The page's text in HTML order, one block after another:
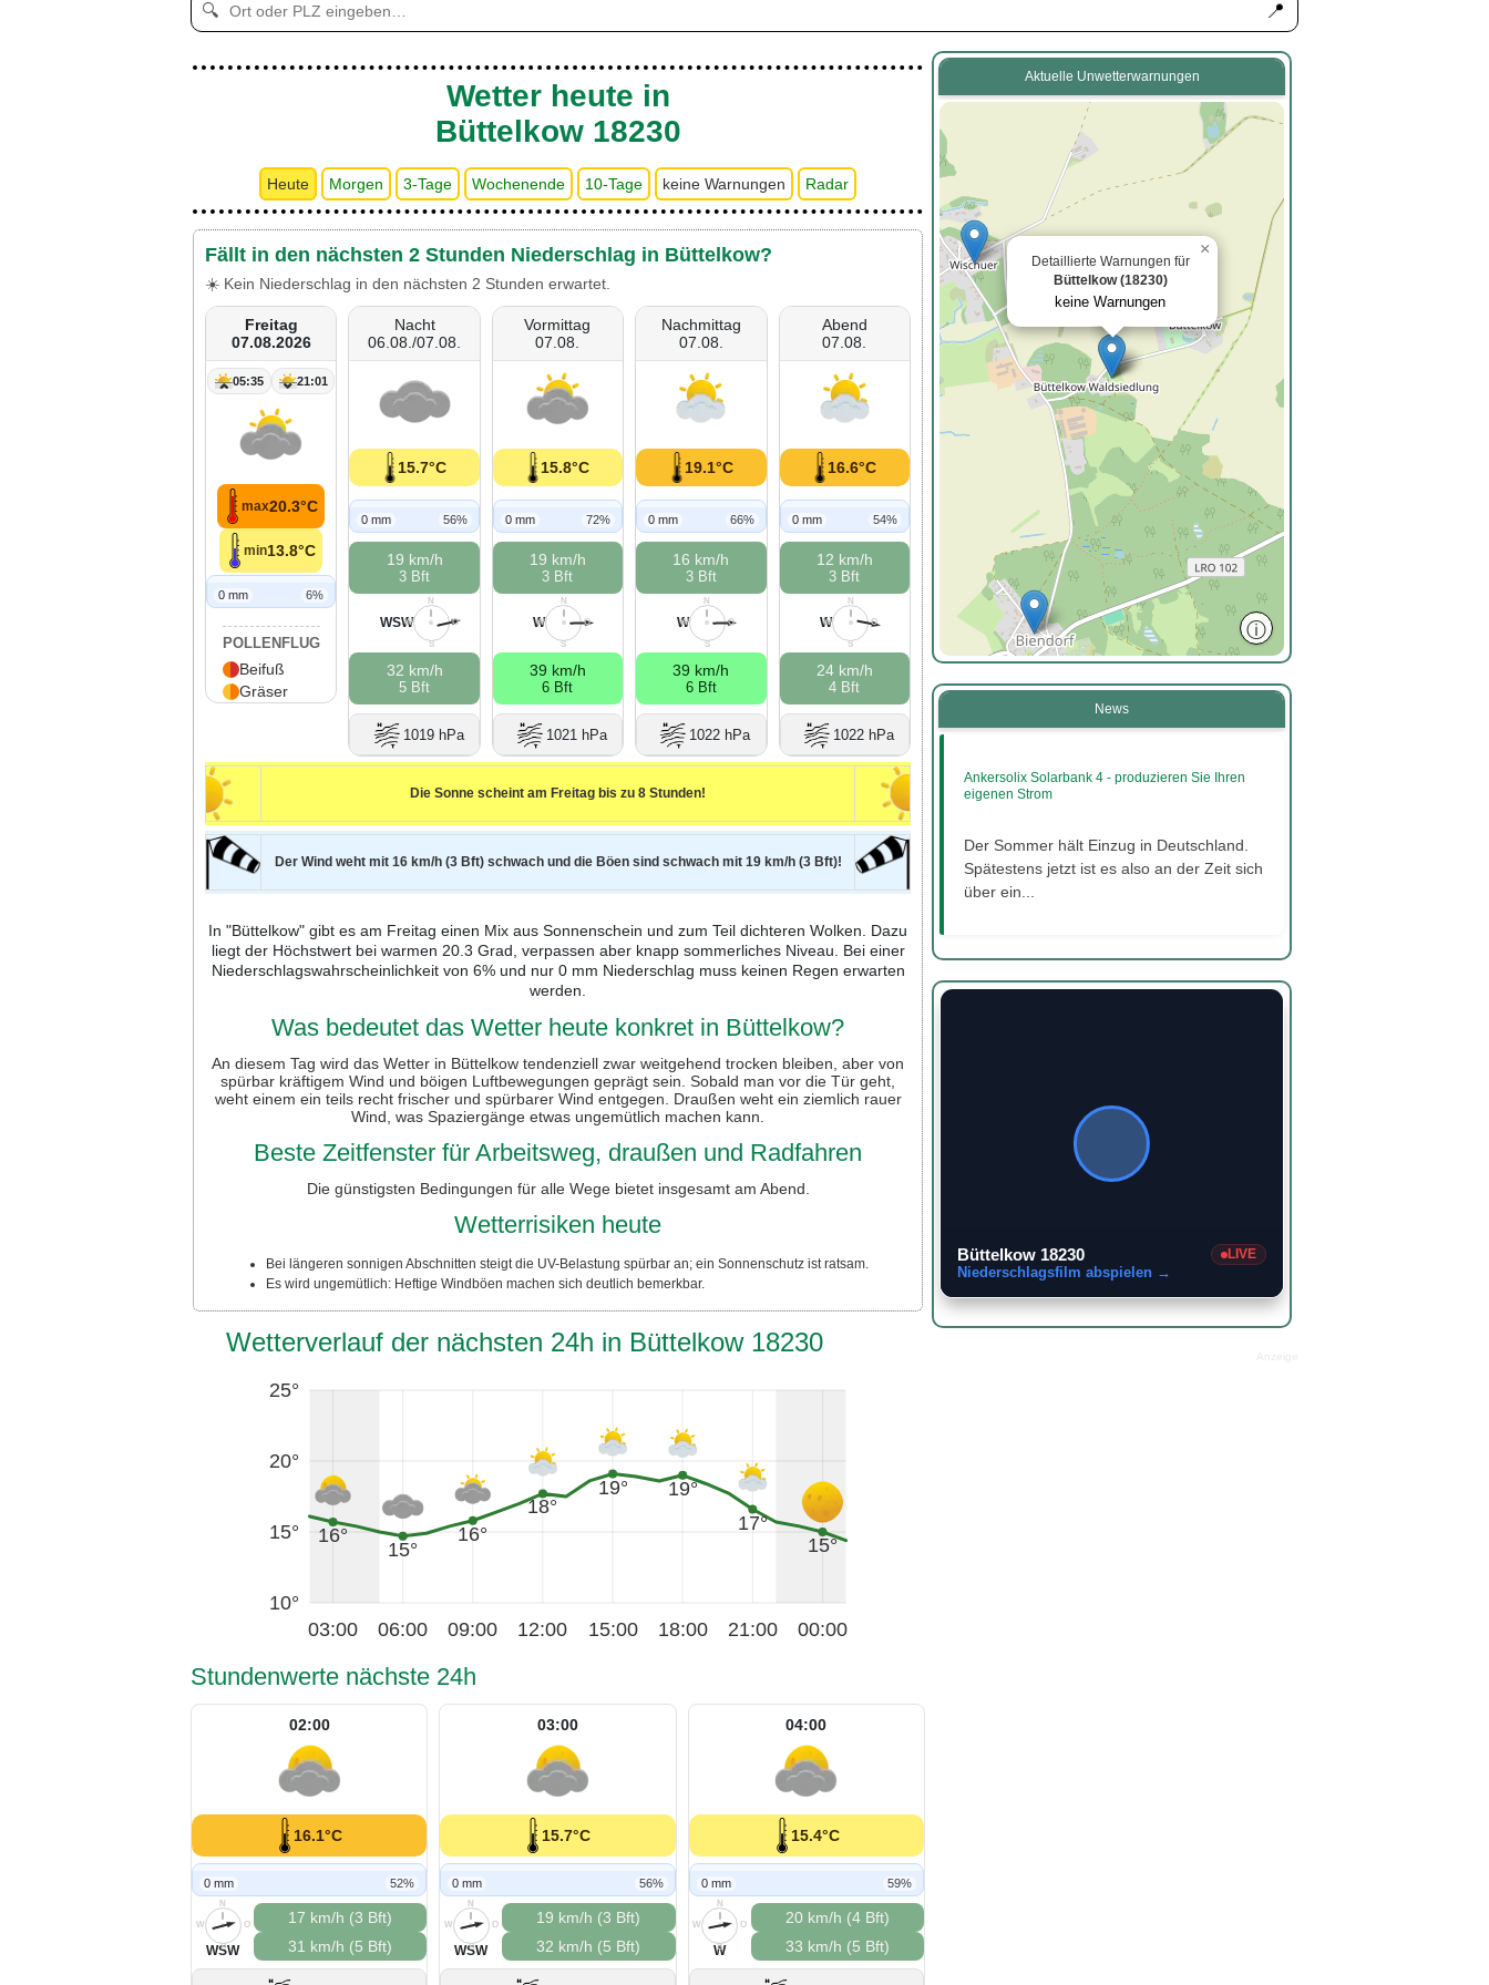
🔍 📍
Wetter heute in
Büttelkow 18230
Heute Morgen 3-Tage Wochenende 10-Tage keine Warnungen Radar
Fällt in den nächsten 2 Stunden Niederschlag in Büttelkow?
☀️ Kein Niederschlag in den nächsten 2 Stunden erwartet.
Freitag
07.08.2026
05:35 21:01
max20.3°C
min13.8°C
0 mm 6%
POLLENFLUG
Beifuß
Gräser
Nacht
06.08./07.08.
15.7°C
0 mm 56%
19 km/h
3 Bft
N
O
S
W
WSW
32 km/h
5 Bft
1019 hPa
Vormittag
07.08.
15.8°C
0 mm 72%
19 km/h
3 Bft
N
O
S
W
W
39 km/h
6 Bft
1021 hPa
Nachmittag
07.08.
19.1°C
0 mm 66%
16 km/h
3 Bft
N
O
S
W
W
39 km/h
6 Bft
1022 hPa
Abend
07.08.
16.6°C
0 mm 54%
12 km/h
3 Bft
N
O
S
W
W
24 km/h
4 Bft
1022 hPa
Die Sonne scheint am Freitag bis zu 8 Stunden!
Der Wind weht mit 16 km/h (3 Bft) schwach und die Böen sind schwach mit 19 km/h (3 Bft)!
In "Büttelkow" gibt es am Freitag einen Mix aus Sonnenschein und zum Teil dichteren Wolken. Dazu
liegt der Höchstwert bei warmen 20.3 Grad, verpassen aber knapp sommerliches Niveau. Bei einer
Niederschlagswahrscheinlichkeit von 6% und nur 0 mm Niederschlag muss keinen Regen erwarten
werden.
Was bedeutet das Wetter heute konkret in Büttelkow?
An diesem Tag wird das Wetter in Büttelkow tendenziell zwar weitgehend trocken bleiben, aber von
spürbar kräftigem Wind und böigen Luftbewegungen geprägt sein. Sobald man vor die Tür geht,
weht einem ein teils recht frischer und spürbarer Wind entgegen. Draußen weht ein ziemlich rauer
Wind, was Spaziergänge etwas ungemütlich machen kann.
Beste Zeitfenster für Arbeitsweg, draußen und Radfahren
Die günstigsten Bedingungen für alle Wege bietet insgesamt am Abend.
Wetterrisiken heute
Bei längeren sonnigen Abschnitten steigt die UV-Belastung spürbar an; ein Sonnenschutz ist ratsam.
Es wird ungemütlich: Heftige Windböen machen sich deutlich bemerkbar.
Wetterverlauf der nächsten 24h in Büttelkow 18230
10°
15°
20°
25°
16°
15°
16°
18°
19°
19°
17°
15°
03:00 06:00 09:00 12:00 15:00 18:00 21:00 00:00
Stundenwerte nächste 24h
02:00
16.1°C
0 mm 52%
N
O
S
W
WSW
17 km/h (3 Bft)
31 km/h (5 Bft)
03:00
15.7°C
0 mm 56%
N
O
S
W
WSW
19 km/h (3 Bft)
32 km/h (5 Bft)
04:00
15.4°C
0 mm 59%
N
O
S
W
W
20 km/h (4 Bft)
33 km/h (5 Bft)
Aktuelle Unwetterwarnungen
Detaillierte Warnungen für
Büttelkow (18230)
keine Warnungen
×
ⓘ
News
Ankersolix Solarbank 4 - produzieren Sie Ihren
eigenen Strom
Der Sommer hält Einzug in Deutschland.
Spätestens jetzt ist es also an der Zeit sich
über ein...
Büttelkow 18230 LIVE
Niederschlagsfilm abspielen →